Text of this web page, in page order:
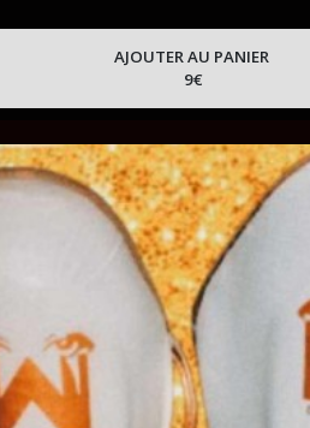
AJOUTER AU PANIER
9€